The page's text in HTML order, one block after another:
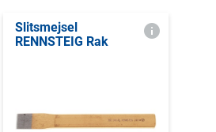
Slitsmejsel
RENNSTEIG Rak